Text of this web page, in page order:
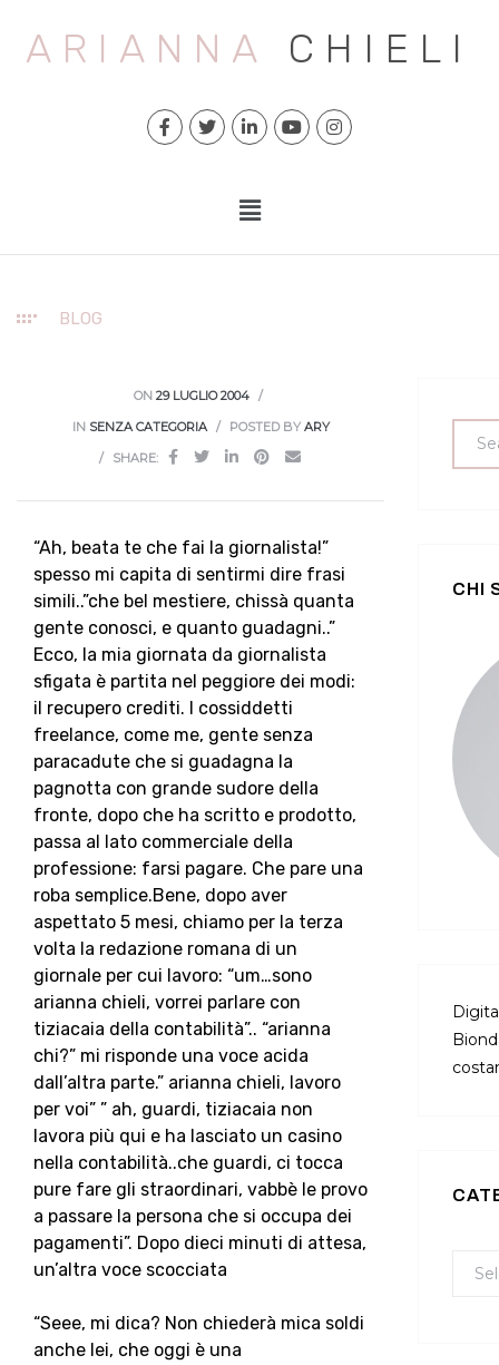
ARIANNA CHIELI
BLOG
ON 29 LUGLIO 2004
IN SENZA CATEGORIA POSTED BY ARY
SHARE:
“Ah, beata te che fai la giornalista!”
spesso mi capita di sentirmi dire frasi
simili..”che bel mestiere, chissà quanta
gente conosci, e quanto guadagni..”
Ecco, la mia giornata da giornalista
sfigata è partita nel peggiore dei modi:
il recupero crediti. I cossiddetti
freelance, come me, gente senza
paracadute che si guadagna la
pagnotta con grande sudore della
fronte, dopo che ha scritto e prodotto,
passa al lato commerciale della
professione: farsi pagare. Che pare una
roba semplice.Bene, dopo aver
aspettato 5 mesi, chiamo per la terza
volta la redazione romana di un
giornale per cui lavoro: “um…sono
arianna chieli, vorrei parlare con
tiziacaia della contabilità”.. “arianna
chi?” mi risponde una voce acida
dall’altra parte.” arianna chieli, lavoro
per voi” ” ah, guardi, tiziacaia non
lavora più qui e ha lasciato un casino
nella contabilità..che guardi, ci tocca
pure fare gli straordinari, vabbè le provo
a passare la persona che si occupa dei
pagamenti”. Dopo dieci minuti di attesa,
un’altra voce scocciata
“Seee, mi dica? Non chiederà mica soldi
anche lei, che oggi è una
CHI